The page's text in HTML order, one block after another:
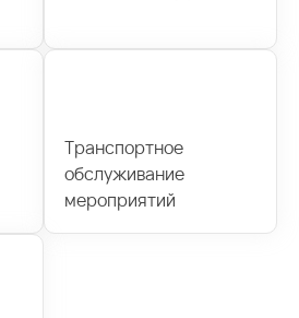
Транспортное
обслуживание
мероприятий